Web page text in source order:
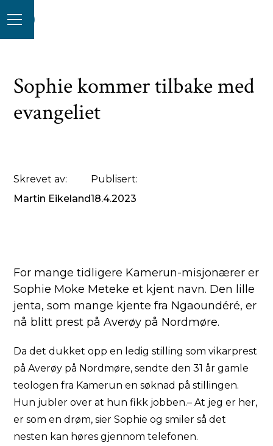
Sophie kommer tilbake med
evangeliet
Skrevet av:
Martin Eikeland
Publisert:
18.4.2023
For mange tidligere Kamerun-misjonærer er
Sophie Moke Meteke et kjent navn. Den lille
jenta, som mange kjente fra Ngaoundéré, er
nå blitt prest på Averøy på Nordmøre.
Da det dukket opp en ledig stilling som vikarprest
på Averøy på Nordmøre, sendte den 31 år gamle
teologen fra Kamerun en søknad på stillingen.
Hun jubler over at hun fikk jobben.– At jeg er her,
er som en drøm, sier Sophie og smiler så det
nesten kan høres gjennom telefonen.